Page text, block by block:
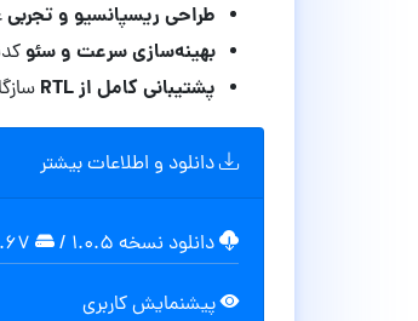
طراحی ریسپانسیو و تجربی
بهینه‌سازی سرعت و سئو
پشتیبانی کامل از RTL
دانلود و اطلاعات بیشتر
دانلود نسخه ۱.۰.۵ /
پیشنمایش کاربری